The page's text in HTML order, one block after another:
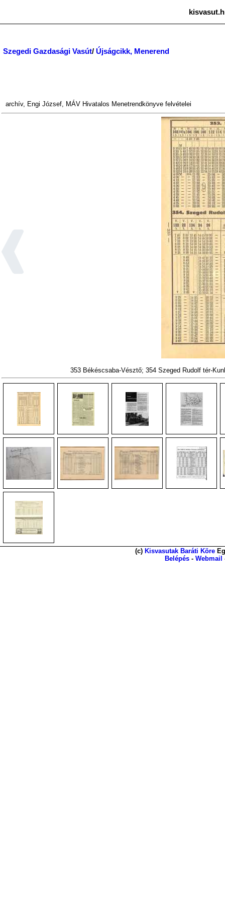
Szegedi Gazdasági Vasút/ Újságcikk, Menerend
archív, Engi József, MÁV Hivatalos Menetrendkönyve felvételei
353 Békéscsaba-Vésztő; 354 Szeged Rudolf tér-
(c) Kisvasutak Baráti Köre
Belépés - Webmail